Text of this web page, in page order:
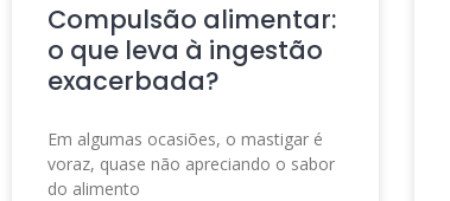
Compulsão alimentar:
o que leva à ingestão
exacerbada?
Em algumas ocasiões, o mastigar é
voraz, quase não apreciando o sabor
do alimento